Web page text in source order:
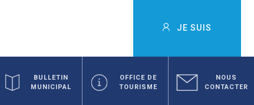
JE SUIS
BULLETIN
MUNICIPAL
OFFICE DE
TOURISME
NOUS
CONTACTER